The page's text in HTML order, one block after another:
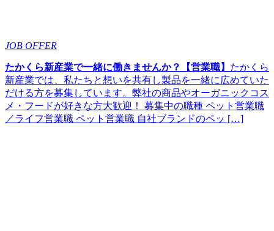
JOB OFFER
たかくら新産業で一緒に働きませんか？【営業職】 たかくら
新産業では、私たちと想いを共有し製品を一緒に広めていた
だける方を募集しています。弊社の商品やオーガニックコス
メ・フードが好きな方大歓迎！ 募集中の職種 ペット営業職
／ライフ営業職 ペット営業職 自社ブランドのペッ […]